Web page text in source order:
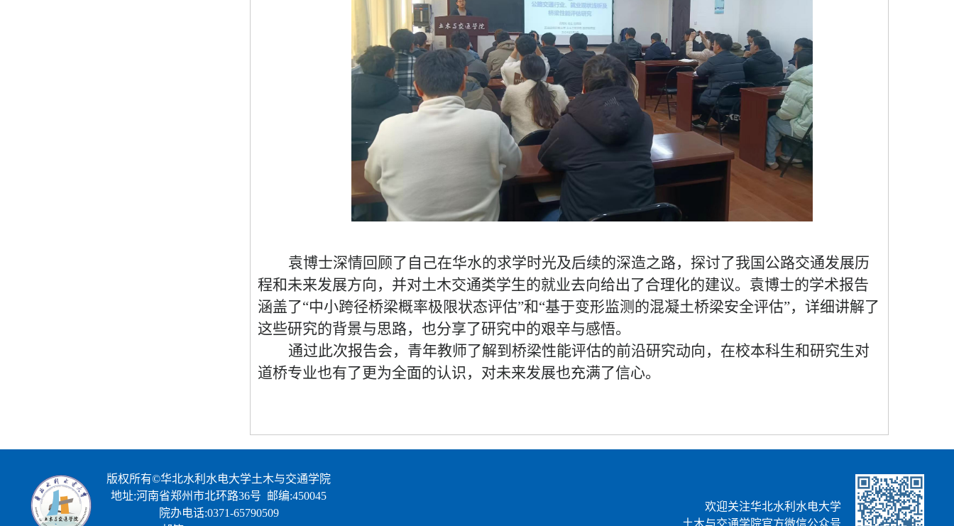
袁博士深情回顾了自己在华水的求学时光及后续的深造之路，探讨了我国公路交通发展历
程和未来发展方向，并对土木交通类学生的就业去向给出了合理化的建议。袁博士的学术报告
涵盖了“中小跨径桥梁概率极限状态评估”和“基于变形监测的混凝土桥梁安全评估”，详细讲解了
这些研究的背景与思路，也分享了研究中的艰辛与感悟。
通过此次报告会，青年教师了解到桥梁性能评估的前沿研究动向，在校本科生和研究生对
道桥专业也有了更为全面的认识，对未来发展也充满了信心。
版权所有©华北水利水电大学土木与交通学院
地址:河南省郑州市北环路36号 邮编:450045
院办电话:0371-65790509
欢迎关注华北水利水电大学